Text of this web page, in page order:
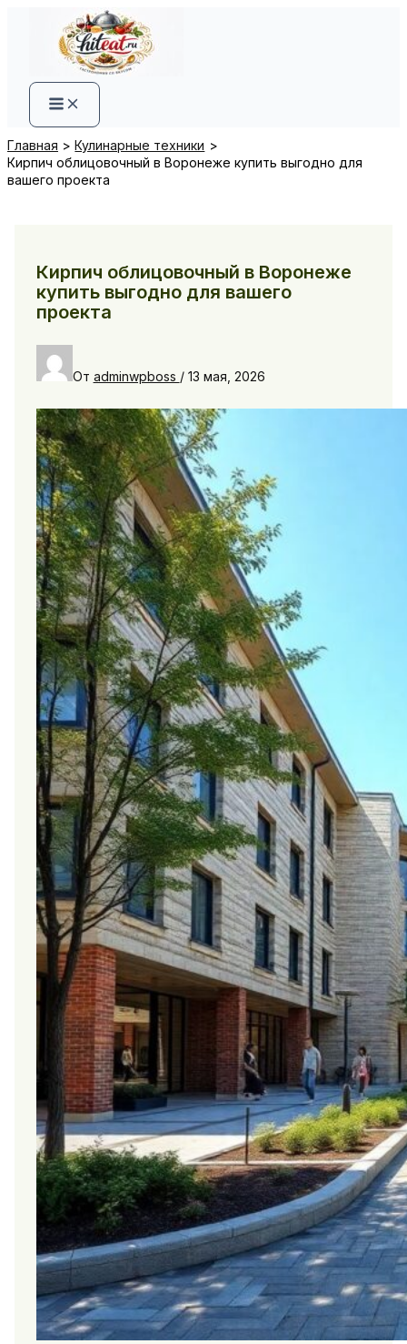
содержимому
Главная
Кулинарные техники
Кирпич облицовочный в Воронеже купить выгодно для
вашего проекта
Кирпич облицовочный в Воронеже
купить выгодно для вашего
проекта
От adminwpboss / 13 мая, 2026